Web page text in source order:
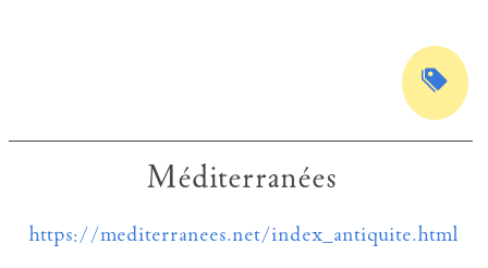
Méditerranées
https://mediterranees.net/index_antiquite.html